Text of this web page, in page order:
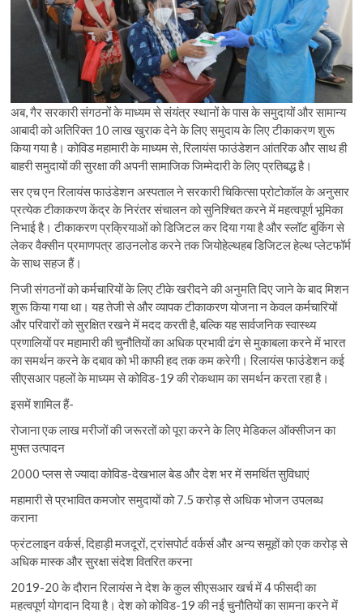
अब, गैर सरकारी संगठनों के माध्यम से संयंत्र स्थानों के पास के समुदायों और सामान्य
आबादी को अतिरिक्त 10 लाख खुराक देने के लिए समुदाय के लिए टीकाकरण शुरू
किया गया है। कोविड महामारी के माध्यम से, रिलायंस फाउंडेशन आंतरिक और साथ ही
बाहरी समुदायों की सुरक्षा की अपनी सामाजिक जिम्मेदारी के लिए प्रतिबद्ध है।
सर एच एन रिलायंस फाउंडेशन अस्पताल ने सरकारी चिकित्सा प्रोटोकॉल के अनुसार
प्रत्येक टीकाकरण केंद्र के निरंतर संचालन को सुनिश्चित करने में महत्वपूर्ण भूमिका
निभाई है। टीकाकरण प्रक्रियाओं को डिजिटल कर दिया गया है और स्लॉट बुकिंग से
लेकर वैक्सीन प्रमाणपत्र डाउनलोड करने तक जियोहेल्थहब डिजिटल हेल्थ प्लेटफॉर्म
के साथ सहज हैं।
निजी संगठनों को कर्मचारियों के लिए टीके खरीदने की अनुमति दिए जाने के बाद मिशन
शुरू किया गया था। यह तेजी से और व्यापक टीकाकरण योजना न केवल कर्मचारियों
और परिवारों को सुरक्षित रखने में मदद करती है, बल्कि यह सार्वजनिक स्वास्थ्य
प्रणालियों पर महामारी की चुनौतियों का अधिक प्रभावी ढंग से मुकाबला करने में भारत
का समर्थन करने के दबाव को भी काफी हद तक कम करेगी। रिलायंस फाउंडेशन कई
सीएसआर पहलों के माध्यम से कोविड-19 की रोकथाम का समर्थन करता रहा है।
इसमें शामिल हैं-
रोजाना एक लाख मरीजों की जरूरतों को पूरा करने के लिए मेडिकल ऑक्सीजन का
मुफ्त उत्पादन
2000 प्लस से ज्यादा कोविड-देखभाल बेड और देश भर में समर्थित सुविधाएं
महामारी से प्रभावित कमजोर समुदायों को 7.5 करोड़ से अधिक भोजन उपलब्ध
कराना
फ्रंटलाइन वर्कर्स, दिहाड़ी मजदूरों, ट्रांसपोर्ट वर्कर्स और अन्य समूहों को एक करोड़ से
अधिक मास्क और सुरक्षा संदेश वितरित करना
2019-20 के दौरान रिलायंस ने देश के कुल सीएसआर खर्च में 4 फीसदी का
महत्वपूर्ण योगदान दिया है। देश को कोविड-19 की नई चुनौतियों का सामना करने में